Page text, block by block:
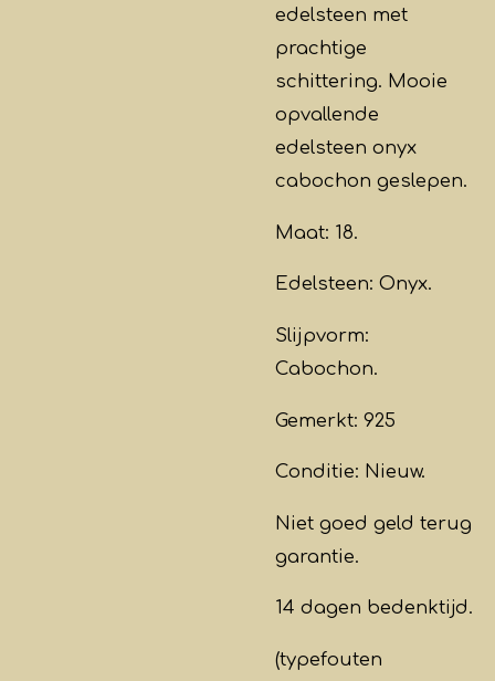
edelsteen met
prachtige
schittering. Mooie
opvallende
edelsteen onyx
cabochon geslepen.
Maat: 18.
Edelsteen: Onyx.
Slijpvorm:
Cabochon.
Gemerkt: 925
Conditie: Nieuw.
Niet goed geld terug
garantie.
14 dagen bedenktijd.
(typefouten